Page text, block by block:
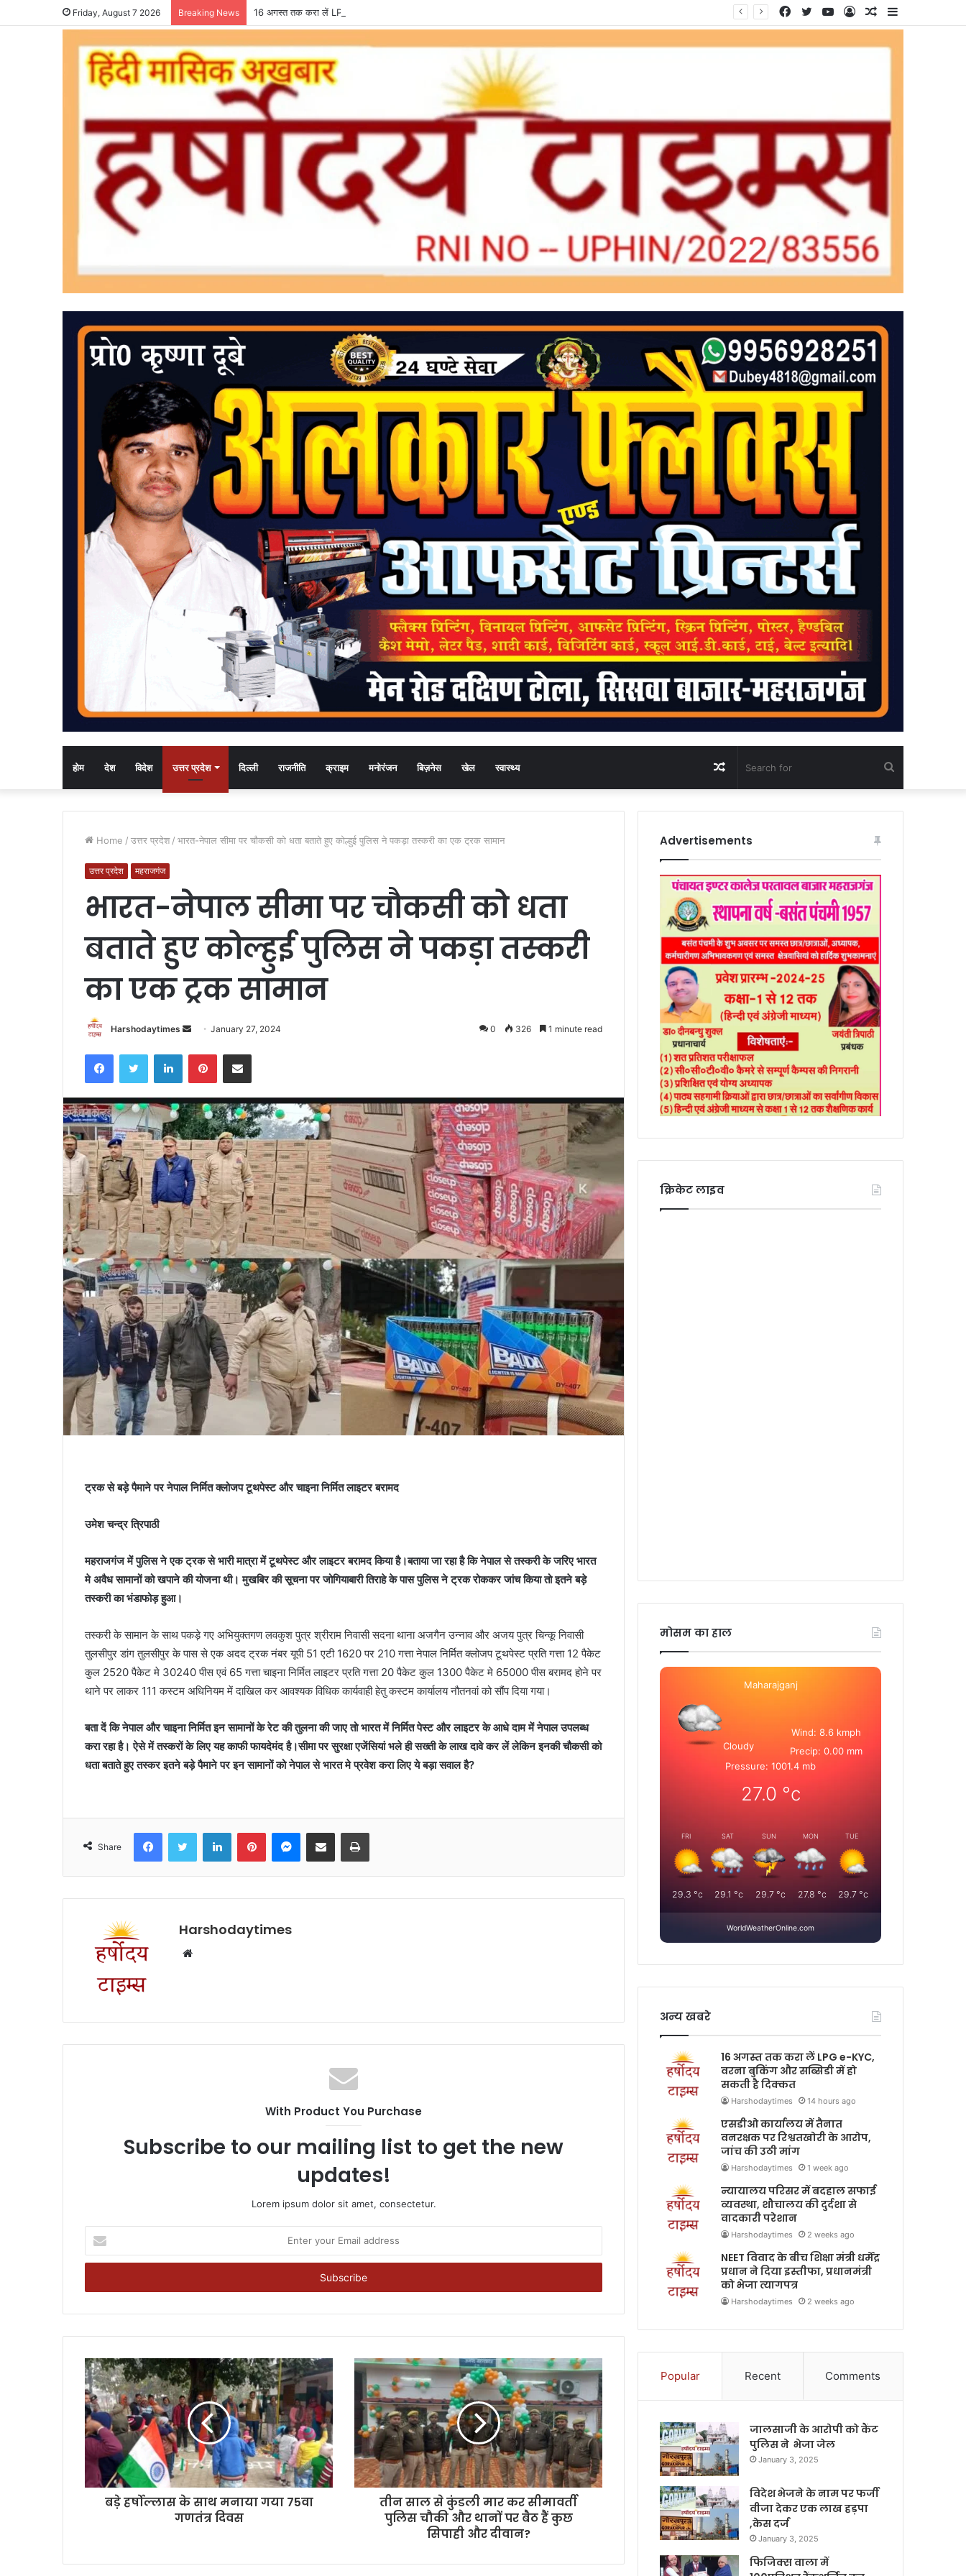
Friday, August 7 2026 Breaking News 16 अगस्त तक करा लें LPG e-KYC, वरना बुकिंग और सब्सिडी में हो सकती है दिक्कत Sidebar
Random
Log
YouTube
Twitter
Facebook
होम देश विदेश उत्तर प्रदेश दिल्ली राजनीति क्राइम मनोरंजन बिज़नेस खेल स्वास्थ्य
for
Random
Article
Home / उत्तर प्रदेश / भारत-नेपाल सीमा पर चौकसी को धता बताते हुए कोल्हुई पुलिस ने पकड़ा तस्करी का एक ट्रक सामान
उत्तर प्रदेश महराजगंज
भारत-नेपाल सीमा पर चौकसी को धता
बताते हुए कोल्हुई पुलिस ने पकड़ा तस्करी
का एक ट्रक सामान
Harshodaytimes
Send
email
January 27, 2024 0 326 1 minute read
FacebookTwitter LinkedInPinterestShare via Email
ट्रक से बड़े पैमाने पर नेपाल निर्मित क्लोजप टूथपेस्ट और चाइना निर्मित लाइटर बरामद
उमेश चन्द्र त्रिपाठी
महराजगंज में पुलिस ने एक ट्रक से भारी मात्रा में टूथपेस्ट और लाइटर बरामद किया है।बताया जा रहा है कि नेपाल से तस्करी के जरिए भारत
मे अवैध सामानों को खपाने की योजना थी। मुखबिर की सूचना पर जोगियाबारी तिराहे के पास पुलिस ने ट्रक रोककर जांच किया तो इतने बड़े
तस्करी का भंडाफोड़ हुआ।
तस्करी के सामान के साथ पकड़े गए अभियुक्तगण लवकुश पुत्र श्रीराम निवासी सदना थाना अजगैन उन्नाव और अजय पुत्र चिन्कू निवासी
तुलसीपुर डांग तुलसीपुर के पास से एक अदद ट्रक नंबर यूपी 51 एटी 1620 पर 210 गत्ता नेपाल निर्मित क्लोजप टूथपेस्ट प्रति गत्ता 12 पैकेट
कुल 2520 पैकेट मे 30240 पीस एवं 65 गत्ता चाइना निर्मित लाइटर प्रति गत्ता 20 पैकेट कुल 1300 पैकेट मे 65000 पीस बरामद होने पर
थाने पर लाकर 111 कस्टम अधिनियम में दाखिल कर आवश्यक विधिक कार्यवाही हेतु कस्टम कार्यालय नौतनवां को सौंप दिया गया।
बता दें कि नेपाल और चाइना निर्मित इन सामानों के रेट की तुलना की जाए तो भारत में निर्मित पेस्ट और लाइटर के आधे दाम में नेपाल उपलब्ध
करा रहा है। ऐसे में तस्करों के लिए यह काफी फायदेमंद है।सीमा पर सुरक्षा एजेंसियां भले ही सख्ती के लाख दावे कर लें लेकिन इनकी चौकसी को
धता बताते हुए तस्कर इतने बड़े पैमाने पर इन सामानों को नेपाल से भारत मे प्रवेश करा लिए ये बड़ा सवाल है?
Share
FacebookTwitter LinkedInPinterestMessenger
Share via Email Print
Harshodaytimes
Website
With Product You Purchase
Subscribe to our mailing list to get the new
updates!
Lorem ipsum dolor sit amet, consectetur.
your
Email
बड़े हर्षोल्लास के साथ मनाया गया 75वा
गणतंत्र दिवस
तीन साल से कुंडली मार कर सीमावर्ती
पुलिस चौकी और थानों पर बैठ हैं कुछ
सिपाही और दीवान?
Advertisements
क्रिकेट लाइव
मोसम का हाल
Maharajganj
Cloudy
Wind: 8.6 kmph
Precip: 0.00 mm
Pressure: 1001.4 mb
27.0 °c
FRI
29.3 °c
SAT
29.1 °c
SUN
29.7°c
MON
27.8 °c
TUE
29.7 °c
WorldWeatherOnline.com
अन्य खबरे
16 अगस्त तक करा लें LPG e-KYC,
वरना बुकिंग और सब्सिडी में हो
सकती है दिक्कत
Harshodaytimes 14 hours ago
एसडीओ कार्यालय में तैनात
वनरक्षक पर रिश्वतखोरी के आरोप,
जांच की उठी मांग
Harshodaytimes 1 week ago
न्यायालय परिसर में बदहाल सफाई
व्यवस्था, शौचालय की दुर्दशा से
वादकारी परेशान
Harshodaytimes 2 weeks ago
NEET विवाद के बीच शिक्षा मंत्री धर्मेंद्र
प्रधान ने दिया इस्तीफा, प्रधानमंत्री
को भेजा त्यागपत्र
Harshodaytimes 2 weeks ago
Popular Recent Comments
जालसाजी के आरोपी को कैंट
पुलिस ने भेजा जेल
January 3, 2025
विदेश भेजने के नाम पर फर्जी
वीजा देकर एक लाख हड़पा
,केस दर्ज
January 3, 2025
फिजिक्स वाला में